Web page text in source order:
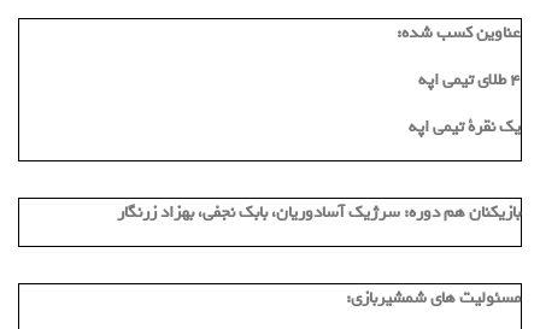
عناوین کسب شده:
4 طلای تیمی اپه
یک نقرة تیمی اپه
بازیکنان هم دوره:سرژیک آسادوریان، بابک نجفی، بهزاد زرنگار
مسئولیت های شمشیربازی: